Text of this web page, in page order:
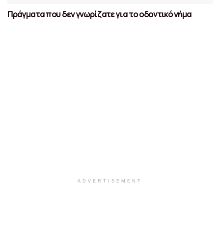
Πράγματα που δεν γνωρίζατε για το οδοντικό νήμα
ADVERTISEMENT